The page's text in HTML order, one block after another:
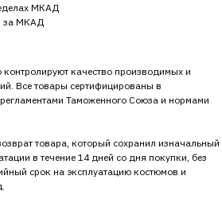
МКАД
за МКАД
качество производимых и
Все товары сертифицированы в
регламентами Таможенного Союза и нормами
товара, который сохранил изначальный
в течение 14 дней со дня покупки, без
срок на эксплуатацию костюмов и